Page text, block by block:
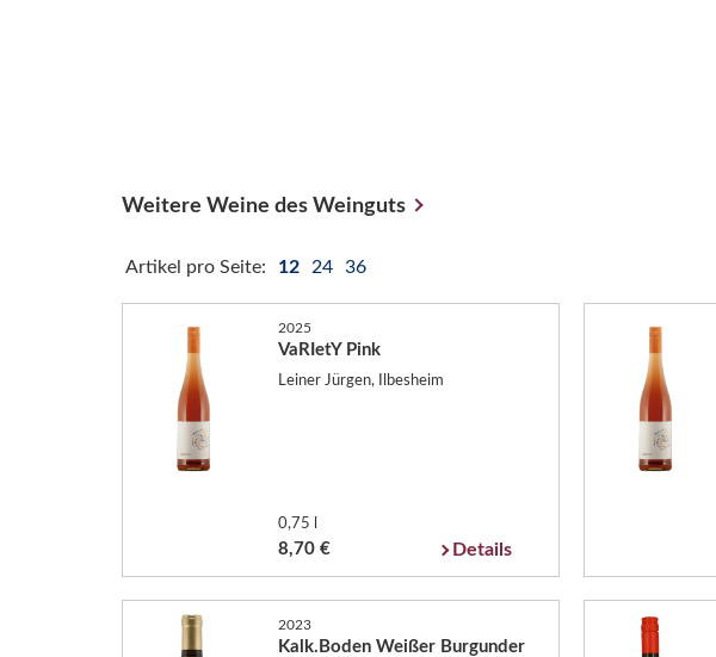
Weitere Weine des Weinguts
Artikel pro Seite: 12 24 36
2025
VaRIetY Pink
Leiner Jürgen, Ilbesheim
0,75 l
8,70 € Details
2023
Kalk.Boden Weißer Burgunder